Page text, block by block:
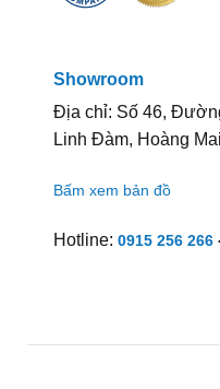
Showroom
Địa chỉ: Số 46,
Linh Đàm, Hoàng
Bấm xem bản đồ
Hotline: 0915 256 266